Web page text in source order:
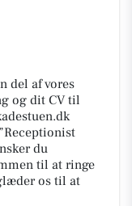
del af vores
og dit CV til
du
til at ringe
os til at